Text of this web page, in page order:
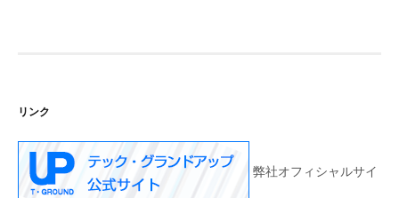
リンク
弊社オフィシャルサイ